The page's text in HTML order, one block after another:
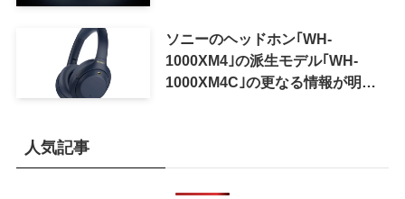
ソニーのヘッドホン｢WH-
1000XM4｣の派生モデル｢WH-
1000XM4C｣の更なる情報が明ら
人気記事